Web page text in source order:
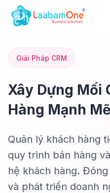
Giải Pháp CRM
Xây Dựng Mối
Hàng Mạnh
Quản lý khách hàng
quy trình bán hàng
hệ khách hàng.
và phát triển doanh